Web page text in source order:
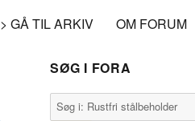
> GÅ TIL ARKIV OM FORUM
SØG I FORA